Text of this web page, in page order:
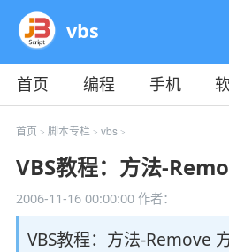
vbs
首页 编程 手机
教程
平面
首页 > 脚本专栏> vbs>
VBS教程：方法-
2006-11-16 00:00:00作者：
VBS教程：方法-Remove